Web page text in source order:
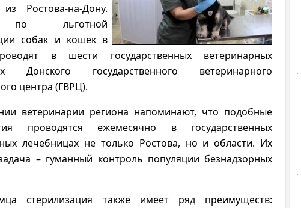
Ростова-на-Дону.
льготной
собак и кошек в
в шести государственных ветеринарных
Донского государственного ветеринарного
центра (ГВРЦ).
ветеринарии региона напоминают, что подобные
проводятся ежемесячно в государственных
лечебницах не только Ростова, но и области. Их
– гуманный контроль популяции безнадзорных
стерилизация также имеет ряд преимуществ: